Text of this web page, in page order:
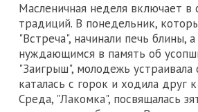
Масленичная неделя включает в
традиций. В понедельник,
"Встреча", начинали печь блины,
нуждающимся в память об
"Заигрыш", молодежь устраивала
каталась с горок и ходила друг
Среда, "Лакомка", посвящалась